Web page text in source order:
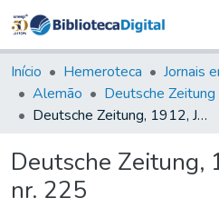
&
Tudo na
Início Hemeroteca
Alemão
Deutsche Zeitung
Deutsche Zeitung, 1912, Jahrg. XVI, nr. 225
Deutsche Zeitung,
nr. 225